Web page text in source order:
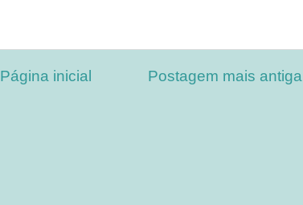
Postagem mais antiga
Página inicial